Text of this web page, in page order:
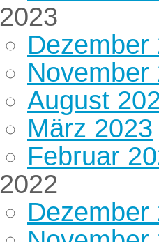
2023
Dezember
November
August
März 2023
Februar
2022
Dezember